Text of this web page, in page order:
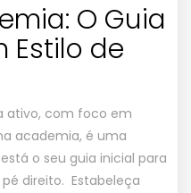
O Guia
Estilo de
ativo, com foco em
academia, é uma
o seu guia inicial para
direito. Estabeleça